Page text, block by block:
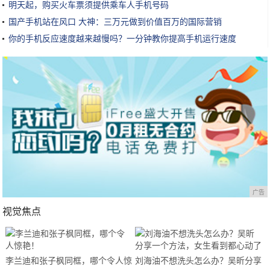
明天起，购买火车票须提供乘车人手机号码
国产手机站在风口 大神：三万元做到价值百万的国际营销
你的手机反应速度越来越慢吗？一分钟教你提高手机运行速度
广告
视觉焦点
李兰迪和张子枫同框，哪个令人惊 刘海油不想洗头怎么办？吴昕分享